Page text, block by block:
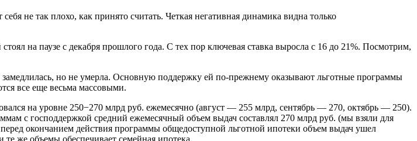
не так плохо, как принято считать. Четкая негативная динамика видна только
на паузе с декабря прошлого года. С тех пор ключевая ставка выросла с 16 до 21%. Посмотрим,
но не умерла. Основную поддержку ей по-прежнему оказывают льготные программы
все еще весьма массовыми.
на уровне 250−270 млрд руб. ежемесячно (август — 255 млрд, сентябрь — 270, октябрь — 250).
с господдержкой средний ежемесячный объем выдач составлял 270 млрд руб. (мы взяли для
окончанием действия программы общедоступной льготной ипотеки объем выдач ушел
же объемы обеспечивает семейная ипотека.